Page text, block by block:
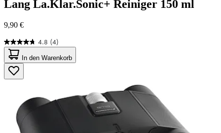
Lang La.Klar.Sonic+ Reiniger 150 ml
9,90 €
4.8 (4)
4.8
von
5
Sternen.
4
In den Warenkorb